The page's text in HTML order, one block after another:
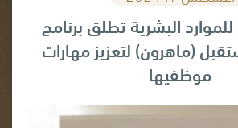
البشرية تطلق برنامج
(ماهرون) لتعزيز مهارات
موظفيها